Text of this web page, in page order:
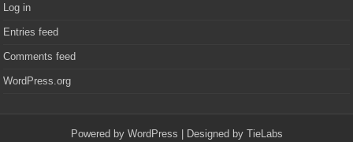
Log in
Entries feed
Comments feed
WordPress.org
Powered by WordPress | Designed by TieLabs